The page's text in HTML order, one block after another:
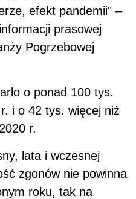
efekt pandemii" –
prasowej
Pogrzebowej
o ponad 100 tys.
i o 42 tys. więcej niż
r.
lata i wczesnej
zgonów nie powinna
roku, tak na